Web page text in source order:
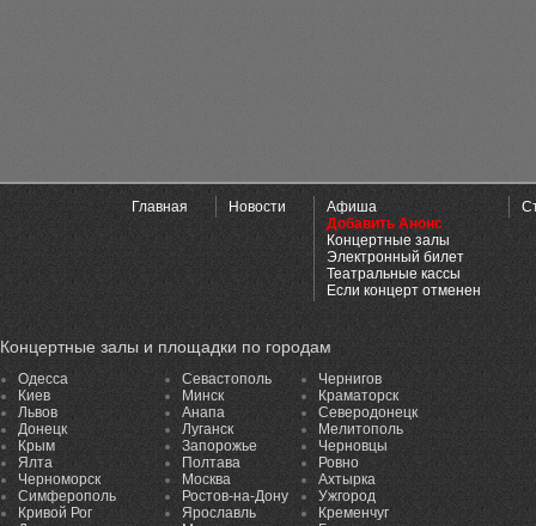
Главная Новости
Афиша
Добавить Анонс
Концертные залы
Электронный билет
Театральные кассы
Если концерт отменен
Концертные залы и площадки по городам
Одесса
Киев
Львов
Донецк
Крым
Ялта
Черноморск
Симферополь
Кривой Рог
Севастополь
Минск
Анапа
Луганск
Запорожье
Полтава
Москва
Ростов-на-Дону
Ярославль
Чернигов
Краматорск
Северодонецк
Мелитополь
Черновцы
Ровно
Ахтырка
Ужгород
Кременчуг